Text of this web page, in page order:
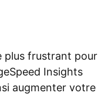
plus frustrant pour
Insights
augmenter votre